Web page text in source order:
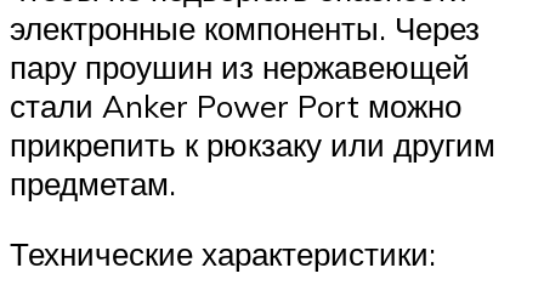
электронные компоненты. Через
пару проушин из нержавеющей
стали Anker Power Port можно
прикрепить к рюкзаку или другим
предметам.
Технические характеристики: